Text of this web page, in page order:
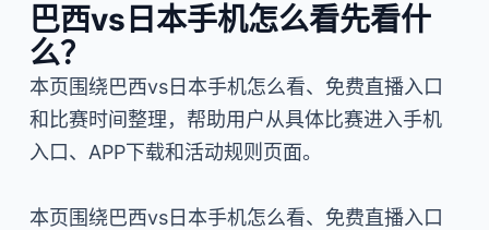
巴西vs日本手机怎么看先看什
么？
本页围绕巴西vs日本手机怎么看、免费直播入口
和比赛时间整理，帮助用户从具体比赛进入手机
入口、APP下载和活动规则页面。
本页围绕巴西vs日本手机怎么看、免费直播入口